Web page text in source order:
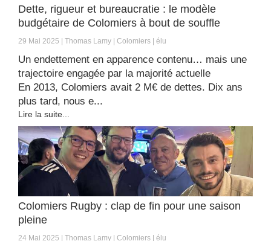
Dette, rigueur et bureaucratie : le modèle
budgétaire de Colomiers à bout de souffle
29 Mai 2025 Thomas Lamy Colomiers élu
Un endettement en apparence contenu… mais une
trajectoire engagée par la majorité actuelle
En 2013, Colomiers avait 2 M€ de dettes. Dix ans
plus tard, nous e...
Lire la suite...
Colomiers Rugby : clap de fin pour une saison
pleine
24 Mai 2025 Thomas Lamy Colomiers élu